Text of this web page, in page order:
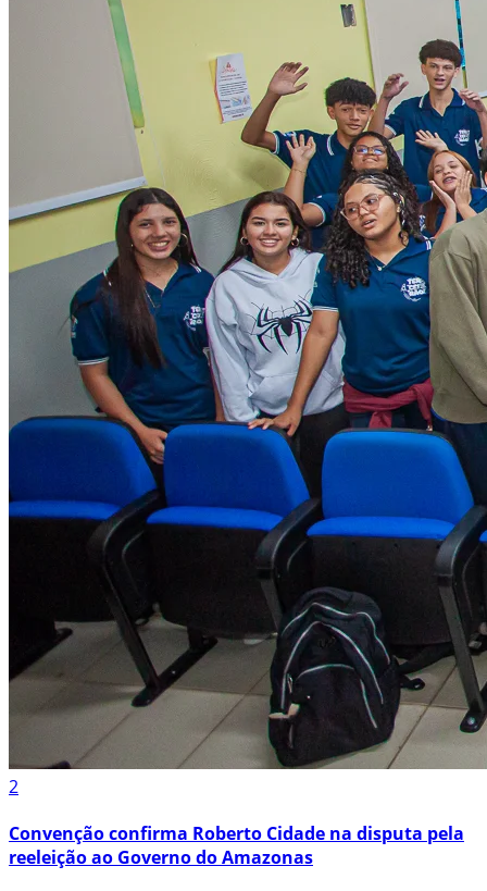
2
Convenção confirma Roberto Cidade na disputa pela
reeleição ao Governo do Amazonas